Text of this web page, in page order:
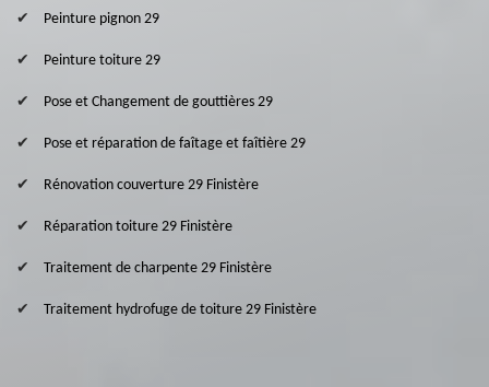
Peinture pignon 29
Peinture toiture 29
Pose et Changement de gouttières 29
Pose et réparation de faîtage et faîtière 29
Rénovation couverture 29 Finistère
Réparation toiture 29 Finistère
Traitement de charpente 29 Finistère
Traitement hydrofuge de toiture 29 Finistère